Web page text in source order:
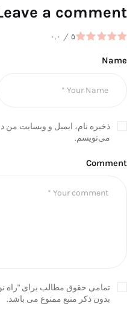
a comment
۰.۰ / ۵
Name
ذخیره نام، ایمیل و وبسایت من
می‌نویسم.
Comment
تمامی حقوق مطالب برای "راه
بدون ذکر منبع ممنوع می باشد.